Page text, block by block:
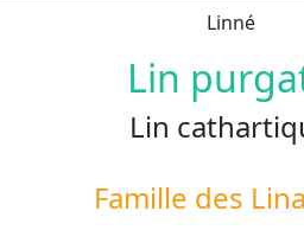
Linné
Lin
Lin
Famille des